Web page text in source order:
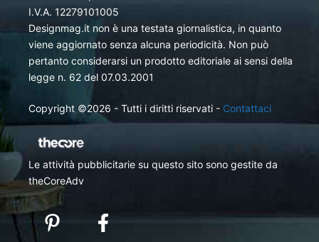
I.V.A. 12279101005
Designmag.it non è una testata giornalistica, in quanto
viene aggiornato senza alcuna periodicità. Non può
pertanto considerarsi un prodotto editoriale ai sensi della
legge n. 62 del 07.03.2001
Copyright ©2026 - Tutti i diritti riservati - Contattaci
Le attività pubblicitarie su questo sito sono gestite da
theCoreAdv